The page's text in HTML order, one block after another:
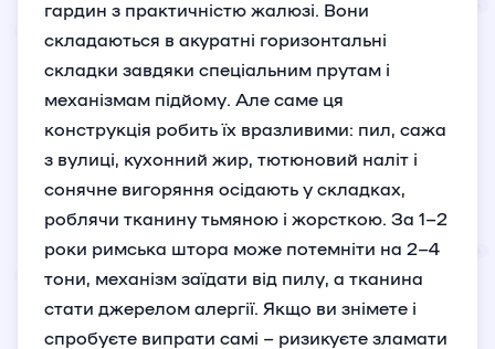
гардин з практичністю жалюзі. Вони
складаються в акуратні горизонтальні
складки завдяки спеціальним прутам і
механізмам підйому. Але саме ця
конструкція робить їх вразливими: пил, сажа
з вулиці, кухонний жир, тютюновий наліт і
сонячне вигоряння осідають у складках,
роблячи тканину тьмяною і жорсткою. За 1–2
роки римська штора може потемніти на 2–4
тони, механізм заїдати від пилу, а тканина
стати джерелом алергії. Якщо ви знімете і
спробуєте випрати самі – ризикуєте зламати